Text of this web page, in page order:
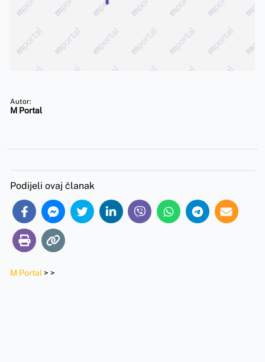
Autor:
M Portal
Podijeli ovaj članak
M Portal > >